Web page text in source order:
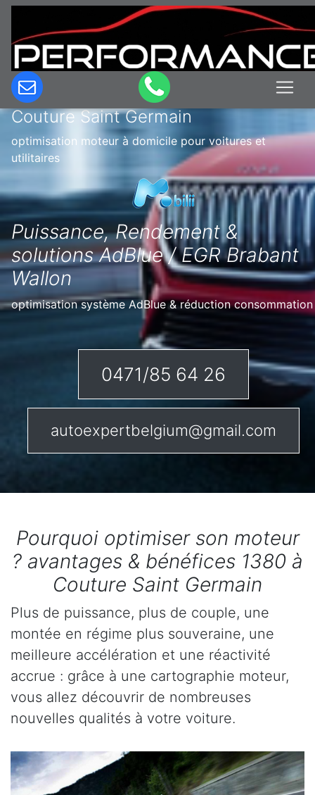
Optimisation & Reprogrammation
moteur à domicile en Belgique à
Couture Saint Germain
optimisation moteur à domicile pour voitures et
utilitaires
Puissance, Rendement &
solutions AdBlue / EGR Brabant
Wallon
optimisation système AdBlue & réduction consommation
0471/85 64 26
autoexpertbelgium@gmail.com
Pourquoi optimiser son moteur
? avantages & bénéfices 1380 à
Couture Saint Germain
Plus de puissance, plus de couple, une
montée en régime plus souveraine, une
meilleure accélération et une réactivité
accrue : grâce à une cartographie moteur,
vous allez découvrir de nombreuses
nouvelles qualités à votre voiture.